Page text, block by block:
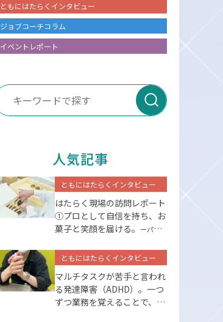
ともにはたらくインタビュー
ジョブコーチコラム
イベントレポート
人気記事
ともにはたらくインタビュー
はたらく現場の訪問レポート
①プロとして⾃信を持ち、お
菓⼦と笑顔を届ける。
ーパーソ
ともにはたらくインタビュー
マルチタスクが苦手と言われ
る発達障害（ADHD）。一つ
ずつ業務を覚えることで、克